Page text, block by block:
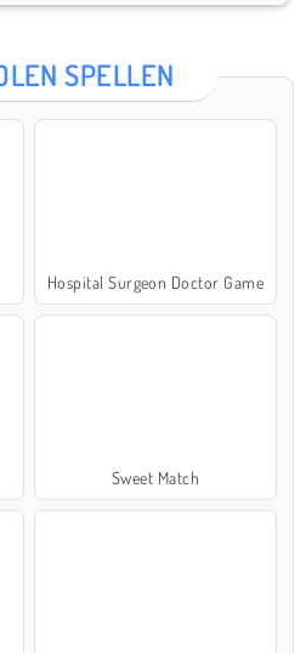
SPELLEN
Hospital Surgeon Doctor Game
Sweet Match